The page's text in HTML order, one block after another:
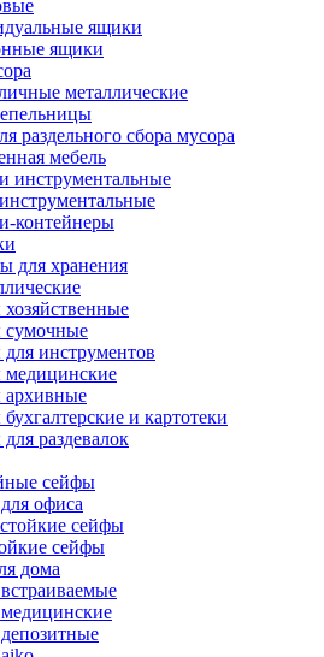
ящики
ящики
металлические
раздельного сбора мусора
мебель
инструментальные
контейнеры
для хранения
инструментов
и картотеки
раздевалок
сейфы
офиса
сейфы
сейфы
дома